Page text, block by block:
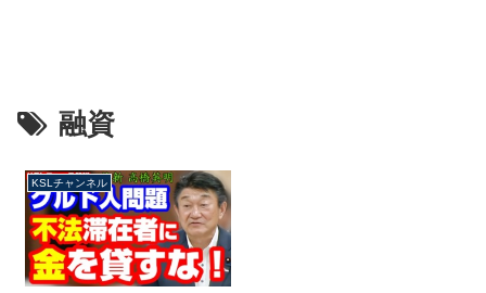
融資
KSLチャンネル